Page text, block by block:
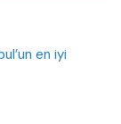
en iyi